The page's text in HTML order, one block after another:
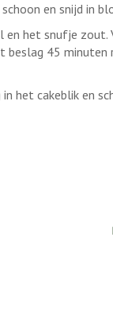
en snijd in
en het snufje zout.
45 minuten
het cakeblik en